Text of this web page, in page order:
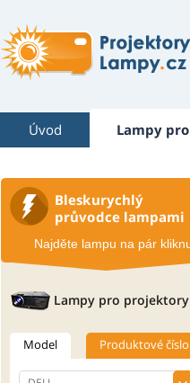
Úvod Lampy
Bleskurychlý
průvodce lampami
Najděte lampu na pár
Lampy pro projektory
Model Produktové číslo